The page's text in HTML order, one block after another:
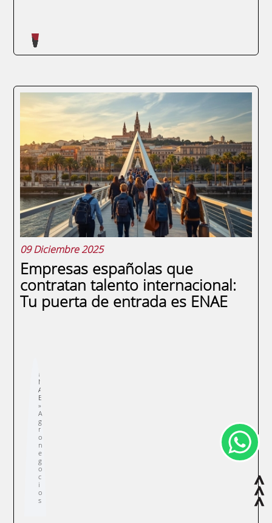
La red de contactos ENAE Alumni,
vinculada a la ENAE Business School, se
presenta como una herramienta
fundamental para los graduados que
buscan impulsar sus carreras tras
completar un máster. Este entorno no solo
facilita la creación de relaciones...
09 Diciembre 2025
Empresas españolas que
contratan talento internacional:
Tu puerta de entrada es ENAE
Sobrescribir
enlaces
de
ayuda
a
la
navegación
E
N
A
E
A
g
r
o
n
e
g
o
c
i
o
s